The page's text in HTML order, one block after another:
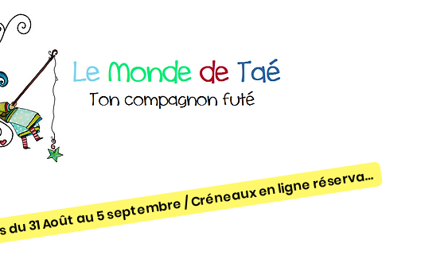
du 31 Août au 5 septe
mbre / Créneaux en ligne réservables